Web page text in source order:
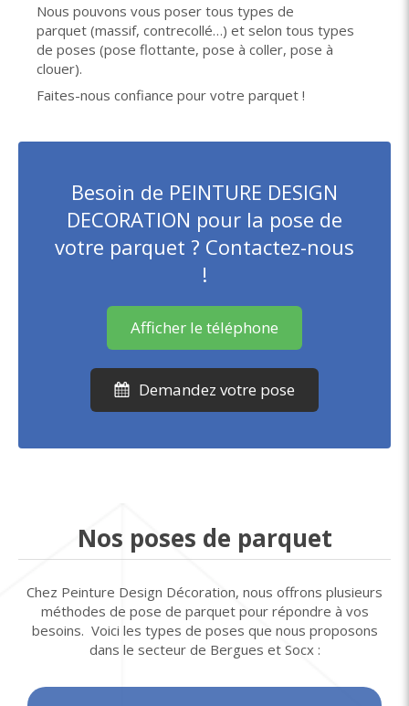
Nous pouvons vous poser tous types de
parquet (massif, contrecollé…) et selon tous types
de poses (pose flottante, pose à coller, pose à
clouer).
Faites-nous confiance pour votre parquet !
Besoin de PEINTURE DESIGN
DECORATION pour la pose de
votre parquet ? Contactez-nous
!
Afficher le téléphone
Demandez votre pose
Nos poses de parquet
Chez Peinture Design Décoration, nous offrons plusieurs
méthodes de pose de parquet pour répondre à vos
besoins. Voici les types de poses que nous proposons
dans le secteur de Bergues et Socx :